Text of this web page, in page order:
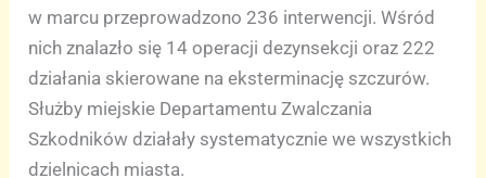
w marcu przeprowadzono 236 interwencji. Wśród
nich znalazło się 14 operacji dezynsekcji oraz 222
działania skierowane na eksterminację szczurów.
Służby miejskie Departamentu Zwalczania
Szkodników działały systematycznie we wszystkich
dzielnicach miasta.